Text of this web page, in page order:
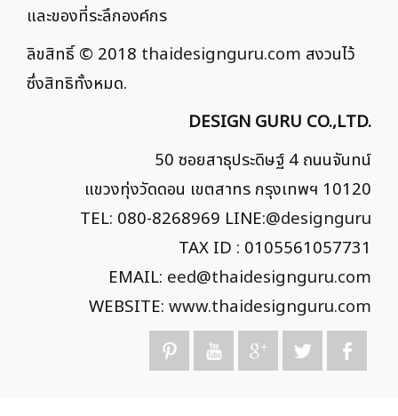
และของที่ระลึกองค์กร
ลิขสิทธิ์ © 2018 thaidesignguru.com สงวนไว้
ซึ่งสิทธิทั้งหมด.
DESIGN GURU CO.,LTD.
50 ซอยสาธุประดิษฐ์ 4 ถนนจันทน์
แขวงทุ่งวัดดอน เขตสาทร กรุงเทพฯ 10120
TEL: 080-8268969 LINE:@designguru
TAX ID : 0105561057731
EMAIL: eed@thaidesignguru.com
WEBSITE: www.thaidesignguru.com